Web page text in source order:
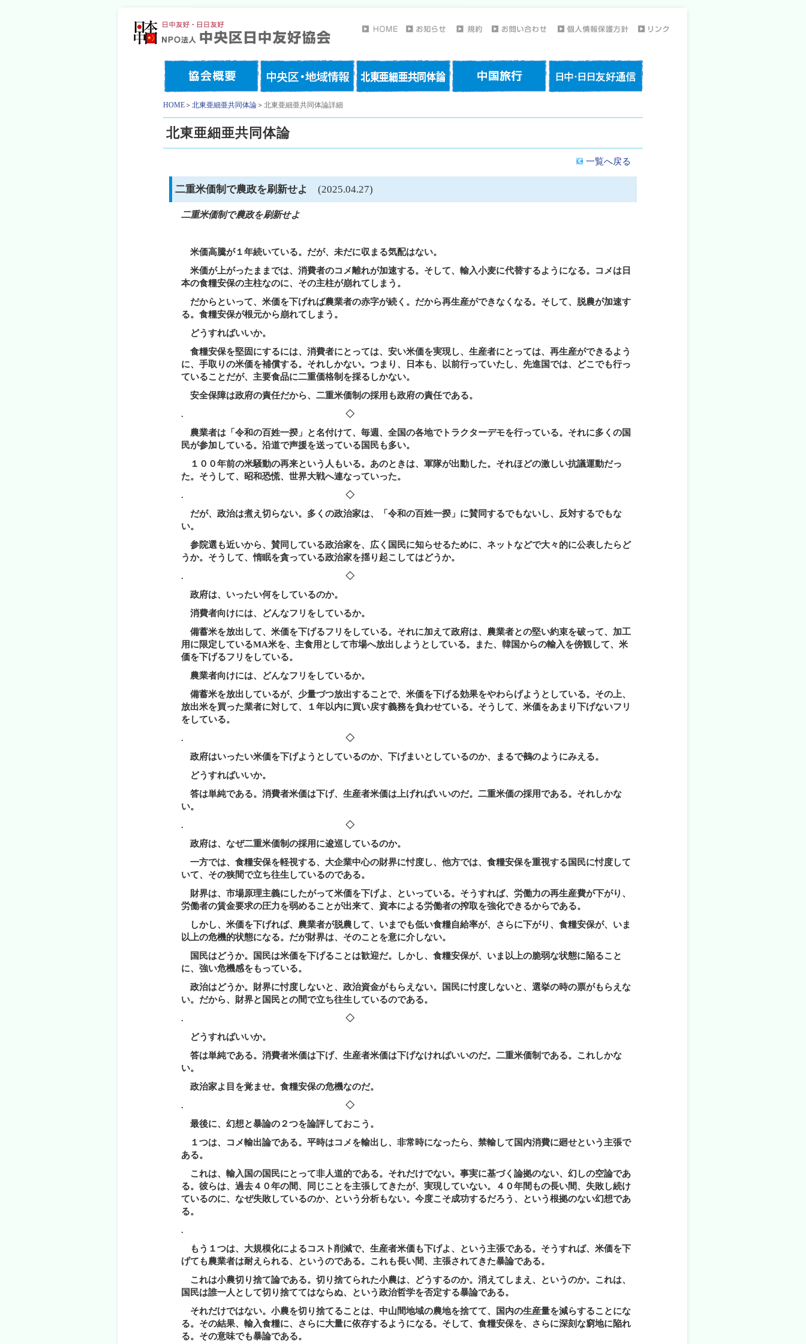
HOME 北東亜細亜共同体論 北東亜細亜共同体論詳細
北東亜細亜共同体論
一覧へ戻る
二重米価制で農政を刷新せよ (2025.04.27)
二重米価制で農政を刷新せよ
米価高騰が１年続いている。だが、未だに収まる気配はない。
米価が上がったままでは、消費者のコメ離れが加速する。そして、輸入小麦に代替するようになる。コメは日
本の食糧安保の主柱なのに、その主柱が崩れてしまう。
だからといって、米価を下げれば農業者の赤字が続く。だから再生産ができなくなる。そして、脱農が加速す
る。食糧安保が根元から崩れてしまう。
どうすればいいか。
食糧安保を堅固にするには、消費者にとっては、安い米価を実現し、生産者にとっては、再生産ができるよう
に、手取りの米価を補償する。それしかない。つまり、日本も、以前行っていたし、先進国では、どこでも行っ
ていることだが、主要食品に二重価格制を採るしかない。
安全保障は政府の責任だから、二重米価制の採用も政府の責任である。
. ◇
農業者は「令和の百姓一揆」と名付けて、毎週、全国の各地でトラクターデモを行っている。それに多くの国
民が参加している。沿道で声援を送っている国民も多い。
１００年前の米騒動の再来という人もいる。あのときは、軍隊が出動した。それほどの激しい抗議運動だっ
た。そうして、昭和恐慌、世界大戦へ連なっていった。
. ◇
だが、政治は煮え切らない。多くの政治家は、「令和の百姓一揆」に賛同するでもないし、反対するでもな
い。
参院選も近いから、賛同している政治家を、広く国民に知らせるために、ネットなどで大々的に公表したらど
うか。そうして、惰眠を貪っている政治家を揺り起こしてはどうか。
. ◇
政府は、いったい何をしているのか。
消費者向けには、どんなフリをしているか。
備蓄米を放出して、米価を下げるフリをしている。それに加えて政府は、農業者との堅い約束を破って、加工
用に限定しているMA米を、主食用として市場へ放出しようとしている。また、韓国からの輸入を傍観して、米
価を下げるフリをしている。
農業者向けには、どんなフリをしているか。
備蓄米を放出しているが、少量づつ放出することで、米価を下げる効果をやわらげようとしている。その上、
放出米を買った業者に対して、１年以内に買い戻す義務を負わせている。そうして、米価をあまり下げないフリ
をしている。
. ◇
政府はいったい米価を下げようとしているのか、下げまいとしているのか、まるで鵺のようにみえる。
どうすればいいか。
答は単純である。消費者米価は下げ、生産者米価は上げればいいのだ。二重米価の採用である。それしかな
い。
. ◇
政府は、なぜ二重米価制の採用に逡巡しているのか。
一方では、食糧安保を軽視する、大企業中心の財界に忖度し、他方では、食糧安保を重視する国民に忖度して
いて、その狭間で立ち往生しているのである。
財界は、市場原理主義にしたがって米価を下げよ、といっている。そうすれば、労働力の再生産費が下がり、
労働者の賃金要求の圧力を弱めることが出来て、資本による労働者の搾取を強化できるからである。
しかし、米価を下げれば、農業者が脱農して、いまでも低い食糧自給率が、さらに下がり、食糧安保が、いま
以上の危機的状態になる。だが財界は、そのことを意に介しない。
国民はどうか。国民は米価を下げることは歓迎だ。しかし、食糧安保が、いま以上の脆弱な状態に陥ること
に、強い危機感をもっている。
政治はどうか。財界に忖度しないと、政治資金がもらえない。国民に忖度しないと、選挙の時の票がもらえな
い。だから、財界と国民との間で立ち往生しているのである。
. ◇
どうすればいいか。
答は単純である。消費者米価は下げ、生産者米価は下げなければいいのだ。二重米価制である。これしかな
い。
政治家よ目を覚ませ。食糧安保の危機なのだ。
. ◇
最後に、幻想と暴論の２つを論評しておこう。
１つは、コメ輸出論である。平時はコメを輸出し、非常時になったら、禁輸して国内消費に廻せという主張で
ある。
これは、輸入国の国民にとって非人道的である。それだけでない。事実に基づく論拠のない、幻しの空論であ
る。彼らは、過去４０年の間、同じことを主張してきたが、実現していない。４０年間もの長い間、失敗し続け
ているのに、なぜ失敗しているのか、という分析もない。今度こそ成功するだろう、という根拠のない幻想であ
る。
.
もう１つは、大規模化によるコスト削減で、生産者米価も下げよ、という主張である。そうすれば、米価を下
げても農業者は耐えられる、というのである。これも長い間、主張されてきた暴論である。
これは小農切り捨て論である。切り捨てられた小農は、どうするのか。消えてしまえ、というのか。これは、
国民は誰一人として切り捨ててはならぬ、という政治哲学を否定する暴論である。
それだけではない。小農を切り捨てることは、中山間地域の農地を捨てて、国内の生産量を減らすることにな
る。その結果、輸入食糧に、さらに大量に依存するようになる。そして、食糧安保を、さらに深刻な窮地に陥れ
る。その意味でも暴論である。